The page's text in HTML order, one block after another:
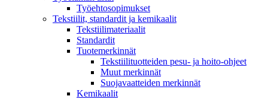
Työehto­sopimukset
Tekstiilit, standardit ja kemikaalit
Tekstiilimateriaalit
Standardit
Tuotemerkinnät
Tekstiilituotteiden pesu- ja hoito-ohjeet
Muut merkinnät
Suojavaatteiden merkinnät
Kemikaalit